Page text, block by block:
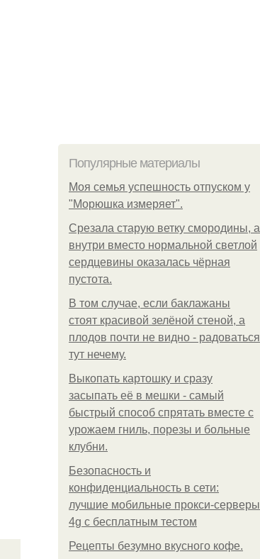
Популярные материалы
Моя семья успешность отпуском у
"Морюшка измеряет".
Срезала старую ветку смородины, а
внутри вместо нормальной светлой
сердцевины оказалась чёрная
пустота.
В том случае, если баклажаны
стоят красивой зелёной стеной, а
плодов почти не видно - радоваться
тут нечему.
Выкопать картошку и сразу
засыпать её в мешки - самый
быстрый способ спрятать вместе с
урожаем гниль, порезы и больные
клубни.
Безопасность и
конфиденциальность в сети:
лучшие мобильные прокси-серверы
4g с бесплатным тестом
Рецепты безумно вкусного кофе.